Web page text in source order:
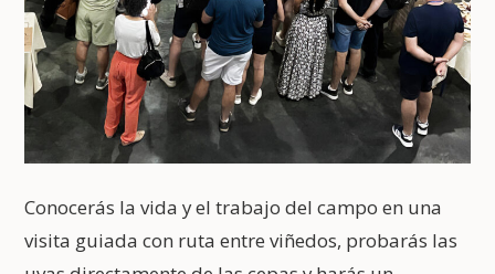
Conocerás la vida y el trabajo del campo en una
visita guiada con ruta entre viñedos, probarás las